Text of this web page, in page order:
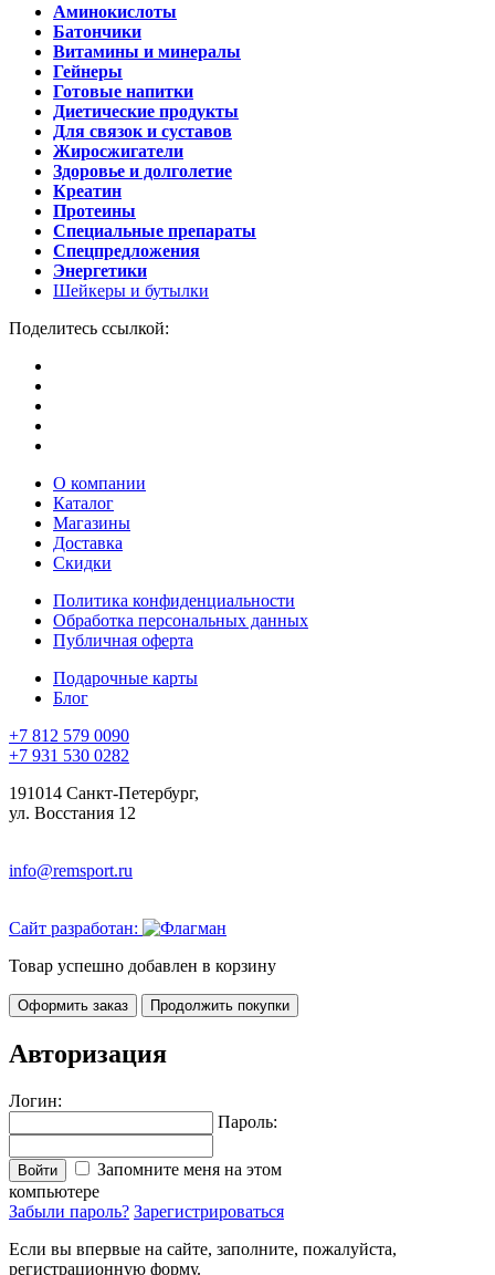
Аминокислоты
Батончики
Витамины и минералы
Гейнеры
Готовые напитки
Диетические продукты
Для связок и суставов
Жиросжигатели
Здоровье и долголетие
Креатин
Протеины
Специальные препараты
Спецпредложения
Энергетики
Шейкеры и бутылки
Поделитесь ссылкой:
О компании
Каталог
Магазины
Доставка
Скидки
Политика конфиденциальности
Обработка персональных данных
Публичная оферта
Подарочные карты
Блог
+7 812 579 0090
+7 931 530 0282
191014 Санкт-Петербург,
ул. Восстания 12
info@remsport.ru
Сайт разработан:
Товар успешно добавлен в корзину
Оформить заказ Продолжить покупки
Авторизация
Логин:
Пароль:
Войти
Запомните меня на этом
компьютере
Забыли пароль? Зарегистрироваться
Если вы впервые на сайте, заполните, пожалуйста,
регистрационную форму.